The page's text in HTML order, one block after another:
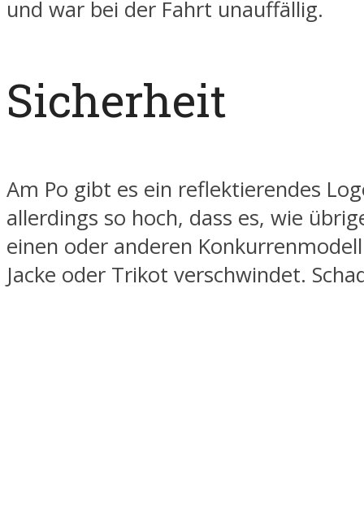
und war bei der Fahrt unauffällig.
Sicherheit
Am Po gibt es ein reflektierendes
allerdings so hoch, dass es, wie
einen oder anderen
Jacke oder Trikot verschwindet.